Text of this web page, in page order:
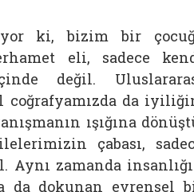
ki, bizim bir
eli, sadece
değil.
coğrafyamızda da
ışığına
çabası,
Aynı zamanda
da dokunan evrensel